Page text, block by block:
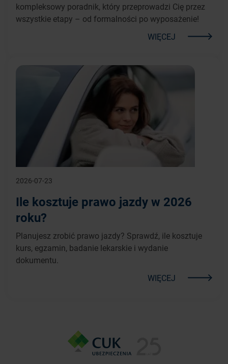
kompleksowy poradnik, który przeprowadzi Cię przez
wszystkie etapy – od formalności po wyposażenie!
WIĘCEJ
2026-07-23
Ile kosztuje prawo jazdy w 2026
roku?
Planujesz zrobić prawo jazdy? Sprawdź, ile kosztuje
kurs, egzamin, badanie lekarskie i wydanie
dokumentu.
WIĘCEJ